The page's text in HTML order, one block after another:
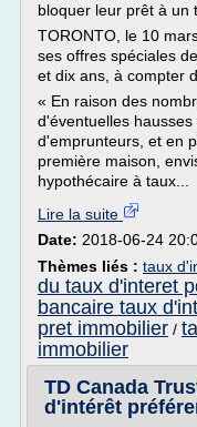
bloquer leur prêt à un
TORONTO, le 10
ses offres spéciales
et dix ans, à compter
« En raison des
d'éventuelles
d'emprunteurs, et en
première maison,
hypothécaire à taux...
Lire la suite
Date: 2018-06-24
Thèmes liés : taux
du taux d'interet
bancaire taux
pret immobilier /
immobilier
TD Canada
d'intérêt